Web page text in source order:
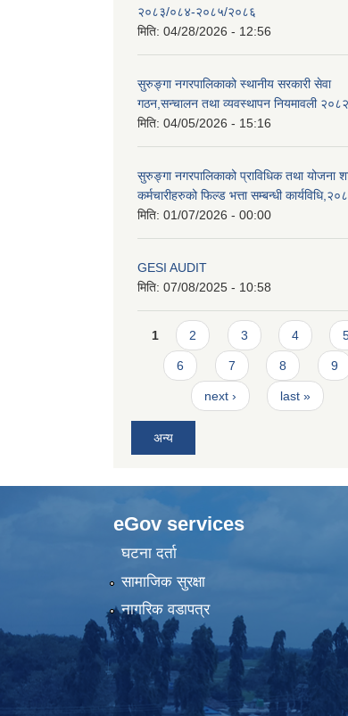
२०८३/०८४-२०८५/२०८६
मिति: 04/28/2026 - 12:56
सुरुङ्गा नगरपालिकाको स्थानीय सरकारी सेवा
गठन,सन्चालन तथा व्यवस्थापन नियमावली २०८२
मिति: 04/05/2026 - 15:16
सुरुङ्गा नगरपालिकाको प्राविधिक तथा योजना
कर्मचारीहरुको फिल्ड भत्ता सम्बन्धी
मिति: 01/07/2026 - 00:00
GESI AUDIT
मिति: 07/08/2025 - 10:58
Pages
1 2 3 4
6 7 8 9
next › last »
अन्य
eGov services
घटना दर्ता
सामाजिक सुरक्षा
नागरिक वडापत्र